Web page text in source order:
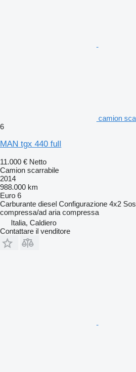
camion
6
MAN tgx 440 full
11.000 € Netto
Camion scarrabile
2014
988.000 km
Euro 6
Carburante diesel Configurazione 4x2
compressa/ad aria compressa
Italia, Caldiero
Contattare il venditore